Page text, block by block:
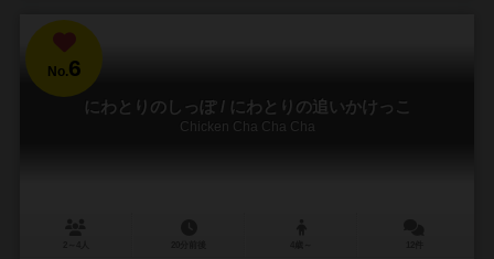
No.6
にわとりのしっぽ / にわとりの追いかけっこ
Chicken Cha Cha Cha